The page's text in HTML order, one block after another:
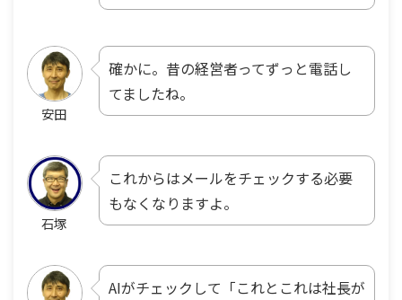
安田
確かに。昔の経営者ってずっと電話し
てましたね。
石塚
これからはメールをチェックする必要
もなくなりますよ。
AIがチェックして「これとこれは社長が